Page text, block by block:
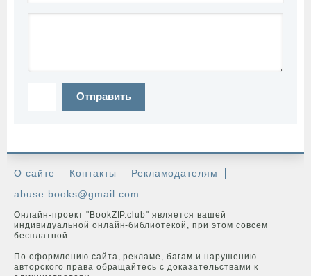
Отправить
О сайте Контакты
Рекламодателям
abuse.books@gmail.com
Онлайн-проект "BookZIP.club" является вашей
индивидуальной онлайн-библиотекой, при этом совсем
бесплатной.
По оформлению сайта, рекламе, багам и нарушению
авторского права обращайтесь с доказательствами к